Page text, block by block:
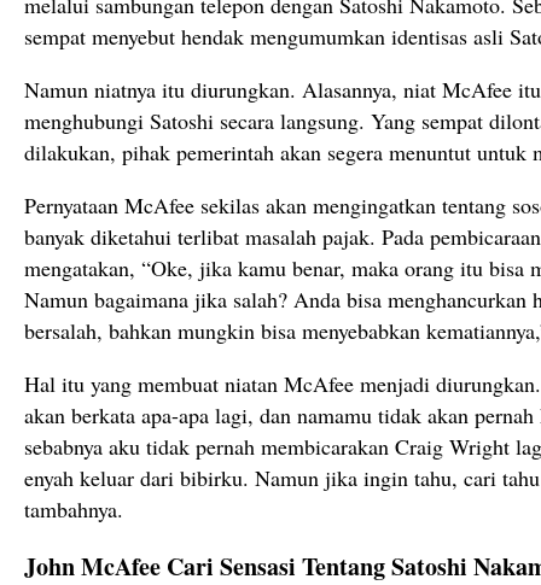
sempat menyebut hendak mengumumkan identisas asli
Namun niatnya itu diurungkan. Alasannya, niat McAfee
menghubungi Satoshi secara langsung. Yang sempat
dilakukan, pihak pemerintah akan segera menuntut untuk
Pernyataan McAfee sekilas akan mengingatkan tentang
banyak diketahui terlibat masalah pajak. Pada
mengatakan, “Oke, jika kamu benar, maka orang itu bisa
Namun bagaimana jika salah? Anda bisa menghancurkan
bersalah, bahkan mungkin bisa menyebabkan
Hal itu yang membuat niatan McAfee menjadi
akan berkata apa-apa lagi, dan namamu tidak akan
sebabnya aku tidak pernah membicarakan Craig Wright
enyah keluar dari bibirku. Namun jika ingin tahu, cari
tambahnya.
John McAfee Cari Sensasi Tentang Satoshi